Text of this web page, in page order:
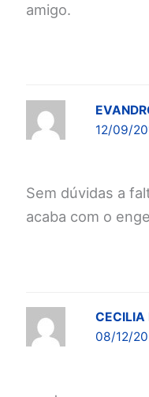
amigo.
12/09/
Sem dúvidas a
acaba com o
CECILIA
08/12/